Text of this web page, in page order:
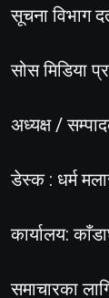
सूचना विभाग
सोस मिडिया
अध्यक्ष /
डेस्क : धर्म
कार्यालय:
समाचारका